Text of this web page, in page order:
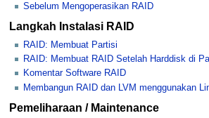
Sebelum Mengoperasikan RAID
Langkah Instalasi RAID
RAID: Membuat Partisi
RAID: Membuat RAID Setelah Harddisk di
Komentar Software RAID
Membangun RAID dan LVM menggunakan
Pemeliharaan / Maintenance